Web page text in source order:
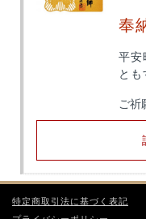
奉
平安
と
ご祈
特定商取引法に基づく表記